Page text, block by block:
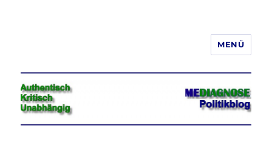
Jeder hat das Recht, seine
Meinung in Wort, Schrift und Bild
frei zu äußern und zu verbreiten
MENÜ